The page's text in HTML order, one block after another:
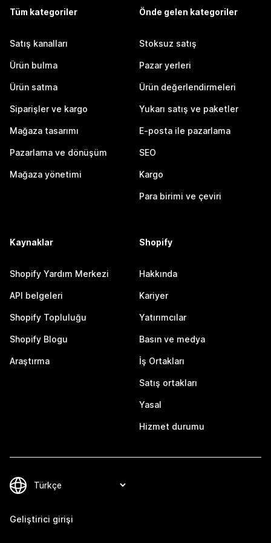
Tüm kategoriler
Satış kanalları
Ürün bulma
Ürün satma
Siparişler ve kargo
Mağaza tasarımı
Pazarlama ve dönüşüm
Mağaza yönetimi
Önde gelen kategoriler
Stoksuz satış
Pazar yerleri
Ürün değerlendirmeleri
Yukarı satış ve paketler
E-posta ile pazarlama
SEO
Kargo
Para birimi ve çeviri
Kaynaklar
Shopify Yardım Merkezi
API belgeleri
Shopify Topluluğu
Shopify Blogu
Araştırma
Shopify
Hakkında
Kariyer
Yatırımcılar
Basın ve medya
İş Ortakları
Satış ortakları
Yasal
Hizmet durumu
Geliştirici girişi